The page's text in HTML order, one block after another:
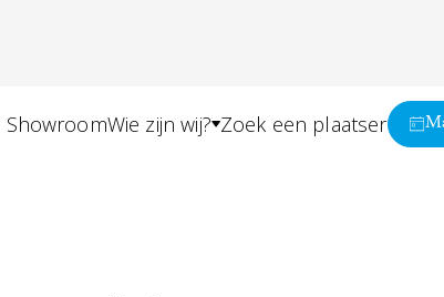
ShowroomWie zijn wij? Zoek een plaatser